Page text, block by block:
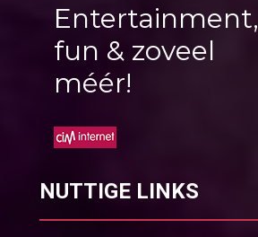
Entertainment,
fun & zoveel
méér!
NUTTIGE LINKS